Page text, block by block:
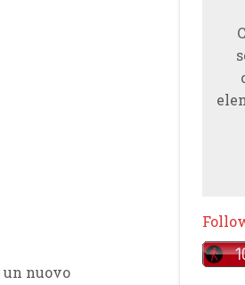
un nuovo